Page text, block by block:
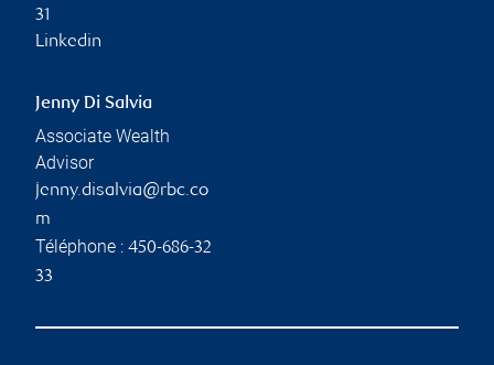
31
Linkedin
Jenny Di Salvia
Associate Wealth
Advisor
jenny.disalvia@rbc.co
m
Téléphone : 450-686-32
33